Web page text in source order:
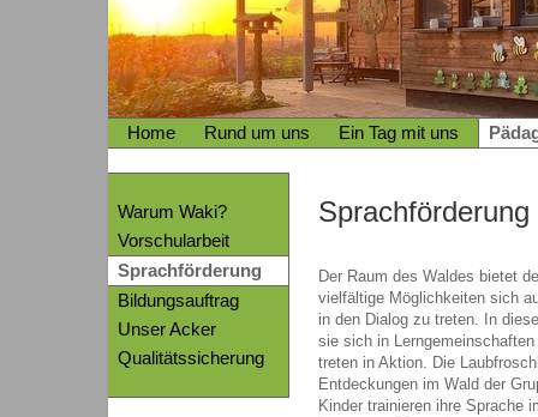
Home Rund um uns Ein Tag mit uns
Warum Waki?
Vorschularbeit
Sprachförderung
Bildungsauftrag
Unser Acker
Qualitätssicherung
Sprachförderung
Der Raum des Waldes bietet
vielfältige Möglichkeiten sich
in den Dialog zu treten. In
sie sich in
treten in Aktion. Die
Entdeckungen im Wald der
Kinder trainieren ihre Sprache